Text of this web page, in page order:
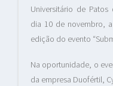
Universitário de Patos
dia 10 de novembro,
edição do evento
Na oportunidade, o
da empresa Duofértil,